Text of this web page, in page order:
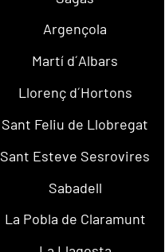
Argençola
Martí d´Albars
Llorenç d´Hortons
Sant Feliu de Llobregat
Sant Esteve Sesrovires
Sabadell
La Pobla de Claramunt